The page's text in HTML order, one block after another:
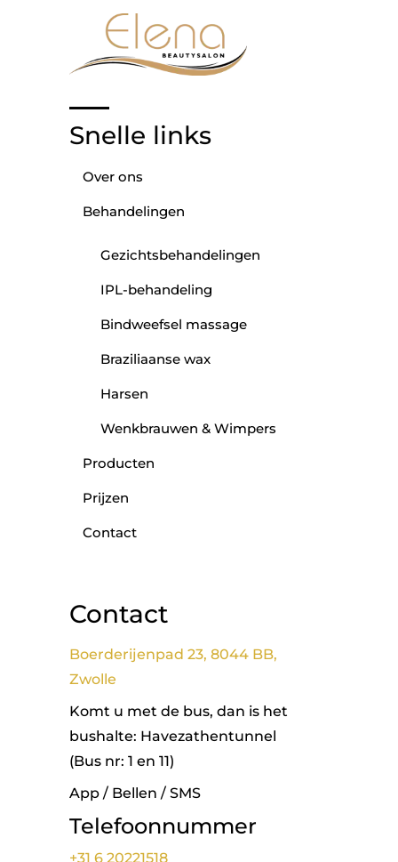
Snelle links
Over ons
Behandelingen
Gezichtsbehandelingen
IPL-behandeling
Bindweefsel massage
Braziliaanse wax
Harsen
Wenkbrauwen & Wimpers
Producten
Prijzen
Contact
Contact
Boerderijenpad 23, 8044 BB,
Zwolle
Komt u met de bus, dan is het
bushalte: Havezathentunnel
(Bus nr: 1 en 11)
App / Bellen / SMS
Telefoonnummer
+31 6 20221518